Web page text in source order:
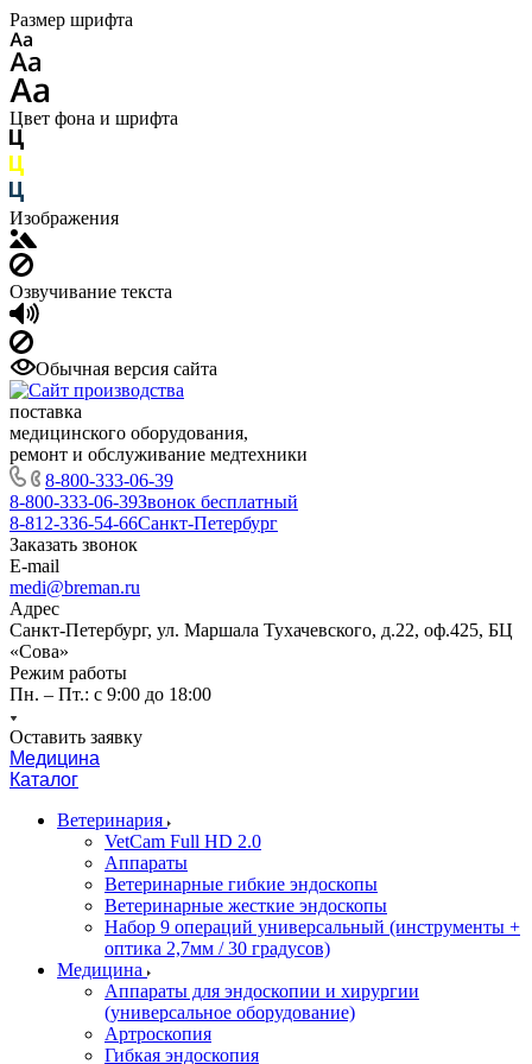
Размер шрифта
Цвет фона и шрифта
Изображения
Озвучивание текста
Обычная версия сайта
поставка
медицинского оборудования,
ремонт и обслуживание медтехники
8-800-333-06-39
8-800-333-06-39Звонок бесплатный
8-812-336-54-66Санкт-Петербург
Заказать звонок
E-mail
medi@breman.ru
Адрес
Санкт-Петербург, ул. Маршала Тухачевского, д.22, оф.425, БЦ
«Сова»
Режим работы
Пн. – Пт.: с 9:00 до 18:00
Оставить заявку
Медицина
Каталог
Ветеринария
VetCam Full HD 2.0
Аппараты
Ветеринарные гибкие эндоскопы
Ветеринарные жесткие эндоскопы
Набор 9 операций универсальный (инструменты +
оптика 2,7мм / 30 градусов)
Медицина
Аппараты для эндоскопии и хирургии
(универсальное оборудование)
Артроскопия
Гибкая эндоскопия